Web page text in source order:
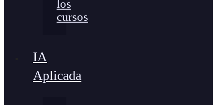
los
cursos
IA
Aplicada